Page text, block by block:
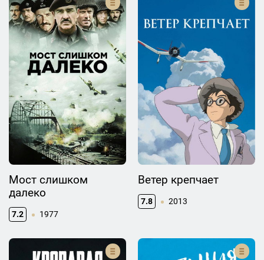
Мост слишком
далеко
7.2 1977
Ветер крепчает
7.8 2013